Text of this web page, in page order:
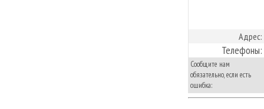
Адрес:
Телефоны:
Сообщите нам
обязательно, если есть
ошибка: